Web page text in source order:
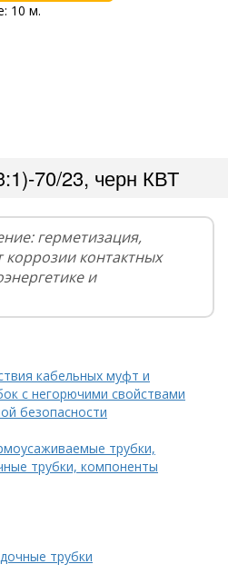
10 м.
70/23, черн КВТ
герметизация,
контактных
и
кабельных муфт и
с негорючими свойствами
безопасности
трубки,
трубки, компоненты
трубки